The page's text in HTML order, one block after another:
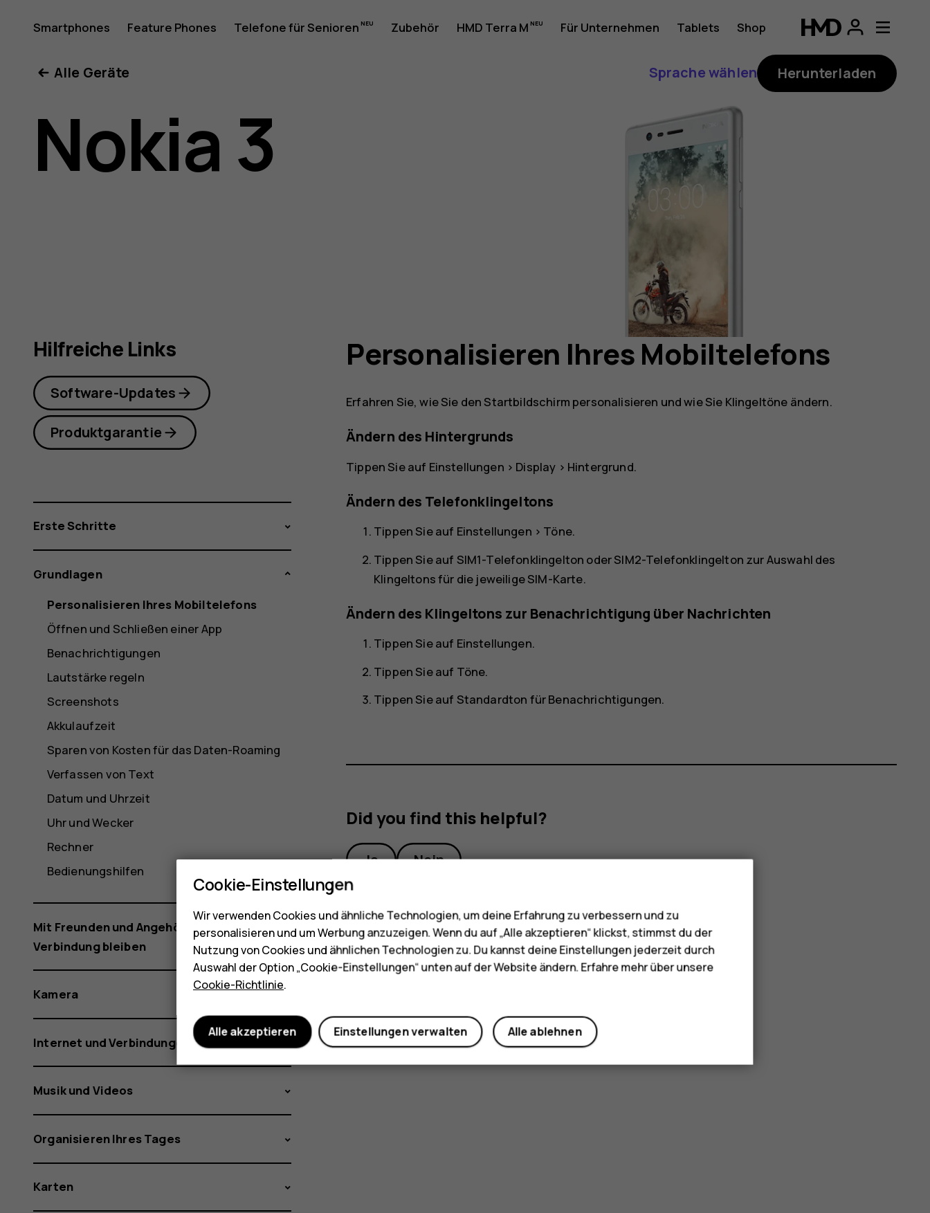
Nokia
3
Benutzerhandbuch
Smartphones Feature Phones Telefone für Senioren Zubehör HMD Terra M Für Unternehmen Tablets Shop
Alle Geräte Sprache wählen Herunterladen
Nokia 3
Personalisieren Ihres Mobiltelefons
Erfahren Sie, wie Sie den Startbildschirm personalisieren und wie Sie Klingeltöne ändern.
Ändern des Hintergrunds
Tippen Sie auf Einstellungen > Display > Hintergrund.
Ändern des Telefonklingeltons
Tippen Sie auf Einstellungen > Töne.
Tippen Sie auf SIM1-Telefonklingelton oderSIM2-Telefonklingelton zur Auswahl des
Klingeltons für die jeweilige SIM-Karte.
Ändern des Klingeltons zur Benachrichtigung über Nachrichten
Tippen Sie auf Einstellungen.
Tippen Sie auf Töne.
Tippen Sie auf Standardton für Benachrichtigungen.
Did you find this helpful?
Ja Nein
Hilfreiche Links
Software-Updates
Produktgarantie
Erste Schritte
Grundlagen
Personalisieren Ihres Mobiltelefons
Öffnen und Schließen einer App
Benachrichtigungen
Lautstärke regeln
Screenshots
Akkulaufzeit
Sparen von Kosten für das Daten-Roaming
Verfassen von Text
Datum und Uhrzeit
Uhr und Wecker
Rechner
Bedienungshilfen
Mit Freunden und Angehörigen in
Verbindung bleiben
Kamera
Internet und Verbindungen
Musik und Videos
Organisieren Ihres Tages
Karten
Cookie-Einstellungen
Wir verwenden Cookies und ähnliche Technologien, um deine Erfahrung zu verbessern und zu
personalisieren und um Werbung anzuzeigen. Wenn du auf „Alle akzeptieren“ klickst, stimmst du der
Nutzung von Cookies und ähnlichen Technologien zu. Du kannst deine Einstellungen jederzeit durch
Auswahl der Option „Cookie-Einstellungen“ unten auf der Website ändern. Erfahre mehr über unsere
Cookie-Richtlinie.
Alle ablehnen
Einstellungen verwalten
Alle akzeptieren